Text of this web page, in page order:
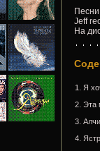
Jeff
На
1. Я
2. Эта
3.
4.